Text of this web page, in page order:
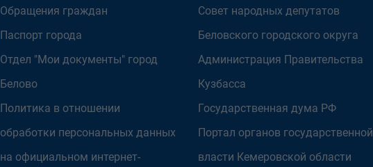
Обращения граждан
Паспорт города
Отдел "Мои документы" город
Белово
Политика в отношении
обработки персональных данных
на официальном интернет-
Совет народных депутатов
Беловского городского округа
Администрация Правительства
Кузбасса
Государственная дума РФ
Портал органов государственной
власти Кемеровской области